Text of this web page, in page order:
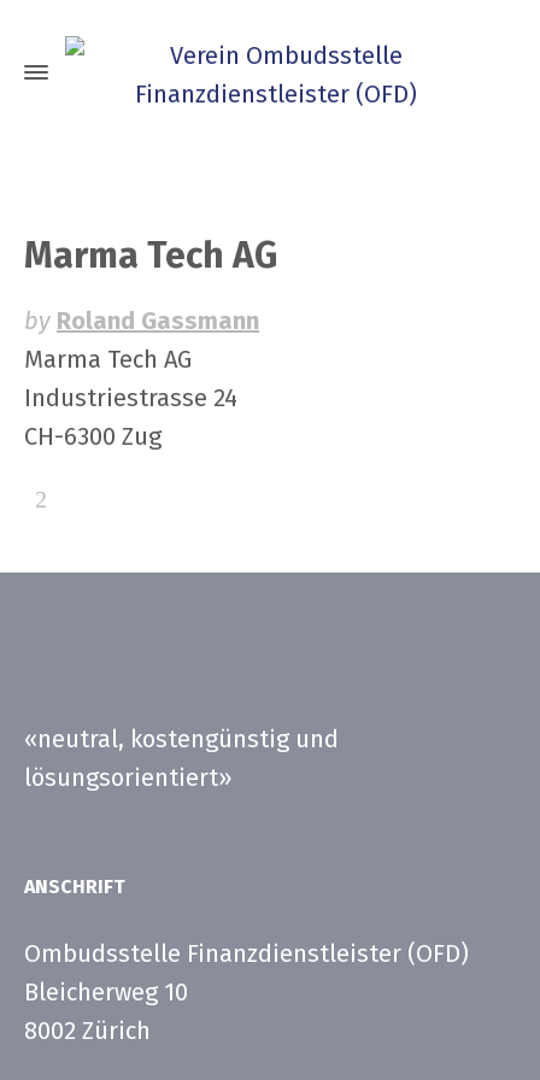
Marma Tech AG
by Roland Gassmann
Marma Tech AG
Industriestrasse 24
CH-6300 Zug
«neutral, kostengünstig und
lösungsorientiert»
ANSCHRIFT
Ombudsstelle Finanzdienstleister (OFD)
Bleicherweg 10
8002 Zürich